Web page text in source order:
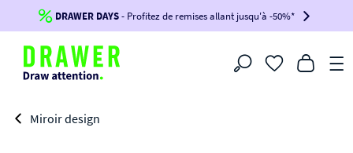
Jusqu'à-100€*sur votre commande !
BIKINI100
-voir conditions en bas de page-
DRAWER DAYS- Profitez de remises allant jusqu'à -50%*
Filtrer
Miroir design